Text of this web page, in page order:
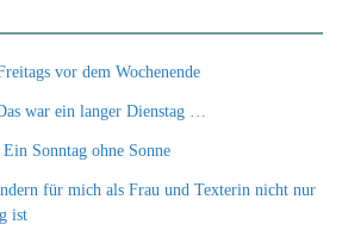
vor dem Wochenende
war ein langer Dienstag …
Sonntag ohne Sonne
für mich als Frau und Texterin nicht nur
ist